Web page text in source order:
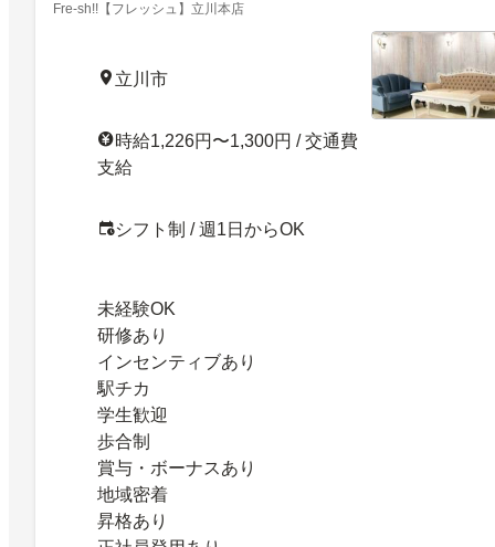
Fre-sh!!【フレッシュ】立川本店
立川市
時給1,226円〜1,300円 / 交通費
支給
シフト制 / 週1日からOK
未経験OK
研修あり
インセンティブあり
駅チカ
学生歓迎
歩合制
賞与・ボーナスあり
地域密着
昇格あり